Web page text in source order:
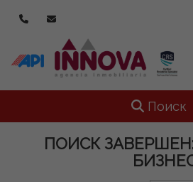
Toggle
Поиск
ПОИСК